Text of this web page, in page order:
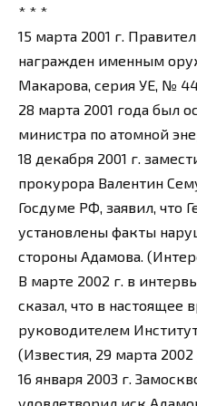
* * *
15 марта 2001 г.
награжден именным
Макарова, серия УЕ, №
28 марта 2001 года был
министра по атомной
18 декабря 2001 г.
прокурора Валентин
Госдуме РФ, заявил, что
установлены факты
стороны Адамова.
В марте 2002 г. в
сказал, что в настоящее
руководителем
(Известия, 29 марта 2002
16 января 2003 г.
удовлетворил иск